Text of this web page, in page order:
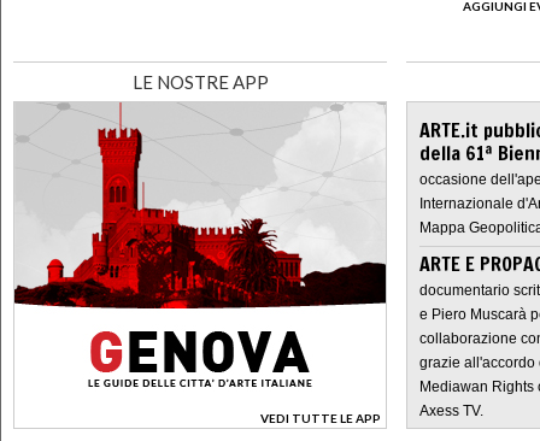
AGGIUNGI
LE NOSTRE APP
VEDI TUTTE LE APP
>
ARTE.it
della 61ª
occasione
Internazionale
Mappa
ARTE E
documentario
e Piero Muscarà
collaborazione
grazie all'accordo
Mediawan Rights
Axess TV.